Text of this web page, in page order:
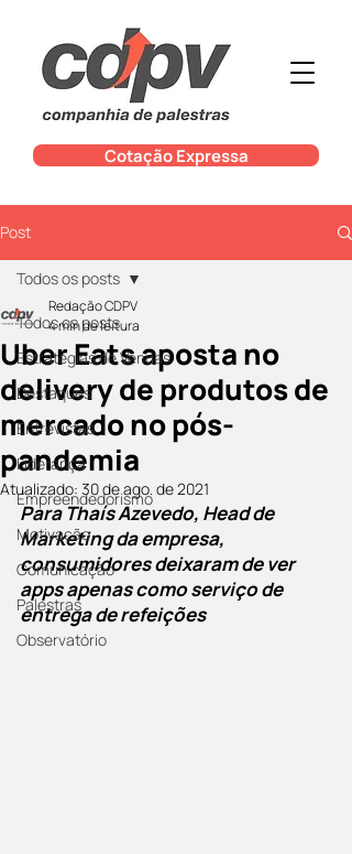
Cotação Expressa
Post
Todos os posts
Estratégias de Vendas
Destaques
Entrevistas
Liderança
Empreendedorismo
Motivação
Comunicação
Palestras
Observatório
Todos os posts
Uber Eats aposta no
delivery de produtos de
mercado no pós-
pandemia
Redação CDPV
4 min de leitura
Atualizado: 30 de ago. de 2021
Para Thaís Azevedo, Head de
Marketing da empresa,
consumidores deixaram de ver
apps apenas como serviço de
entrega de refeições